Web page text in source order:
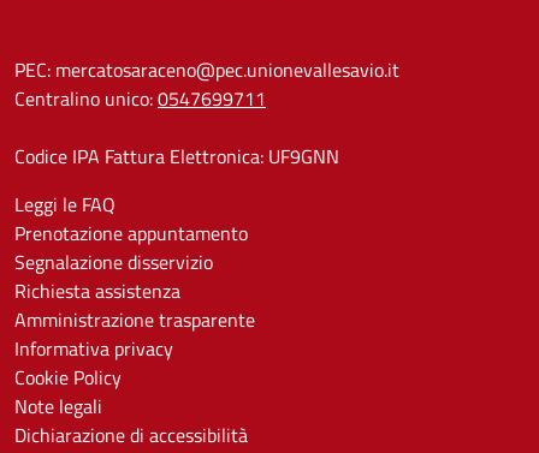
PEC: mercatosaraceno@pec.unionevallesavio.it
Centralino unico:0547699711
Codice IPA Fattura Elettronica: UF9GNN
Leggi le FAQ
Prenotazione appuntamento
Segnalazione disservizio
Richiesta assistenza
Amministrazione trasparente
Informativa privacy
Cookie Policy
Note legali
Dichiarazione di accessibilità